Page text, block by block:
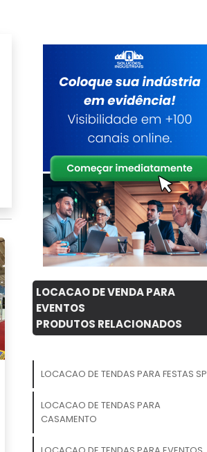
LOCACAO DE VENDA PARA
EVENTOS
PRODUTOS RELACIONADOS
LOCACAO DE TENDAS PARA FESTAS SP
LOCACAO DE TENDAS PARA
CASAMENTO